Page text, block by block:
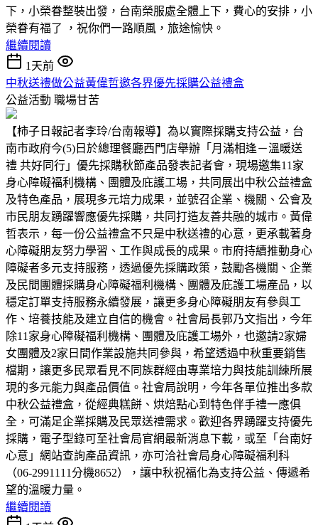
下，小榮眷整裝出發，台南榮服處全體上下，費心的安排，小
榮眷有福了 ，祝你們一路順風，旅途愉快。
繼續閱讀
1天前
中秋送禮做公益黃偉哲邀各界優先採購公益禮盒
公益活動 職場甘苦
【柿子日報記者李玲/台南報導】為以實際採購支持公益，台
南市政府今(5)日於總理餐廳西門店舉辦「月滿相逢－溫暖送
禮 共好同行」優先採購秋節產品發表記者會，現場邀集11家
身心障礙福利機構、團體及庇護工場，共同展出中秋公益禮盒
及特色產品，展現多元培力成果，並號召企業、機關、公會及
市民朋友踴躍響應優先採購，共同打造友善共融的城市。黃偉
哲表示，每一份公益禮盒不只是中秋送禮的心意，更承載著身
心障礙朋友努力學習、工作與成長的成果。市府持續推動身心
障礙者多元支持服務，透過優先採購政策，鼓勵各機關、企業
及民間團體採購身心障礙福利機構、團體及庇護工場產品，以
穩定訂單支持服務永續發展，讓更多身心障礙朋友有參與工
作、培養技能及建立自信的機會。社會局長郭乃文指出，今年
除11家身心障礙福利機構、團體及庇護工場外，也邀請2家婦
女團體及2家日間作業設施共同參與，希望透過中秋重要銷售
檔期，讓更多民眾看見不同族群經由專業培力與技能訓練所展
現的多元能力與產品價值。社會局說明，今年各單位推出多款
中秋公益禮盒，從經典糕餅、烘焙點心到特色伴手禮一應俱
全，可滿足企業採購及民眾送禮需求。歡迎各界踴躍支持優先
採購，電子型錄可至社會局官網最新消息下載，或至「台南好
心意」網站查詢產品資訊，亦可洽社會局身心障礙福利科
（06-2991111分機8652），讓中秋祝福化為支持公益、傳遞希
望的溫暖力量。
繼續閱讀